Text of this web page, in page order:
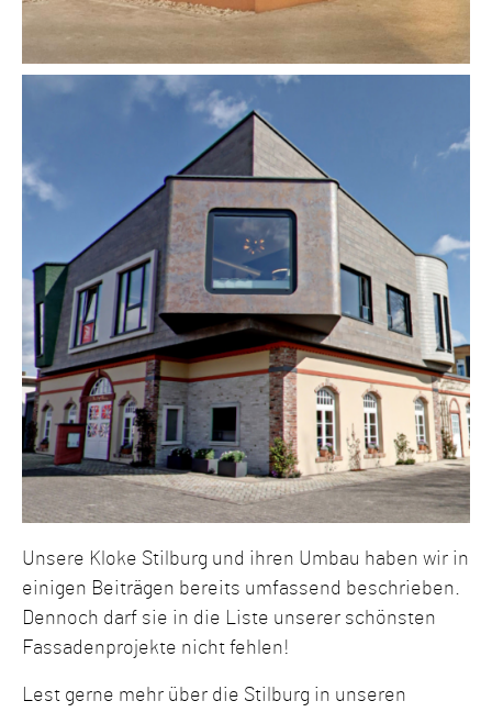
Unsere Kloke Stilburg und ihren Umbau haben wir in
einigen Beiträgen bereits umfassend beschrieben.
Dennoch darf sie in die Liste unserer schönsten
Fassadenprojekte nicht fehlen!
Lest gerne mehr über die Stilburg in unseren